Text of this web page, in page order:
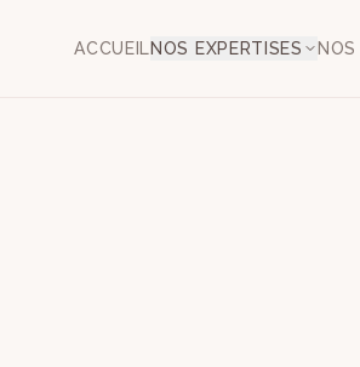
ACCUEIL NOS EXPERTISES